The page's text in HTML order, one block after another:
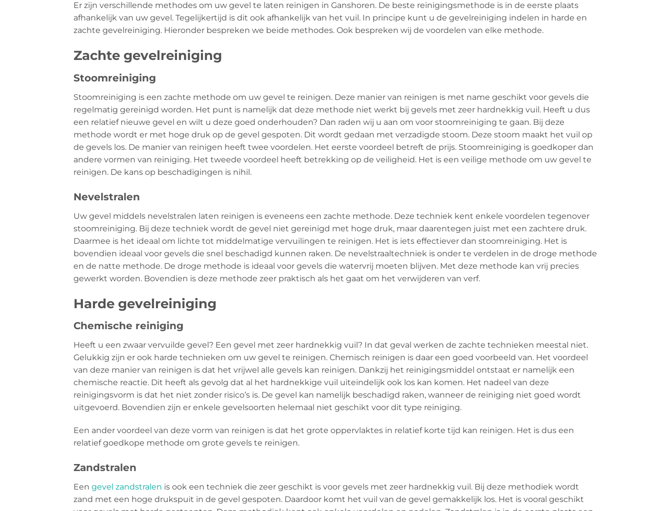
Er zijn verschillende methodes om uw gevel te laten reinigen in Ganshoren. De beste reinigingsmethode is in de eerste plaats
afhankelijk van uw gevel. Tegelijkertijd is dit ook afhankelijk van het vuil. In principe kunt u de gevelreiniging indelen in harde en
zachte gevelreiniging. Hieronder bespreken we beide methodes. Ook bespreken wij de voordelen van elke methode.
Zachte gevelreiniging
Stoomreiniging
Stoomreiniging is een zachte methode om uw gevel te reinigen. Deze manier van reinigen is met name geschikt voor gevels die
regelmatig gereinigd worden. Het punt is namelijk dat deze methode niet werkt bij gevels met zeer hardnekkig vuil. Heeft u dus
een relatief nieuwe gevel en wilt u deze goed onderhouden? Dan raden wij u aan om voor stoomreiniging te gaan. Bij deze
methode wordt er met hoge druk op de gevel gespoten. Dit wordt gedaan met verzadigde stoom. Deze stoom maakt het vuil op
de gevels los. De manier van reinigen heeft twee voordelen. Het eerste voordeel betreft de prijs. Stoomreiniging is goedkoper dan
andere vormen van reiniging. Het tweede voordeel heeft betrekking op de veiligheid. Het is een veilige methode om uw gevel te
reinigen. De kans op beschadigingen is nihil.
Nevelstralen
Uw gevel middels nevelstralen laten reinigen is eveneens een zachte methode. Deze techniek kent enkele voordelen tegenover
stoomreiniging. Bij deze techniek wordt de gevel niet gereinigd met hoge druk, maar daarentegen juist met een zachtere druk.
Daarmee is het ideaal om lichte tot middelmatige vervuilingen te reinigen. Het is iets effectiever dan stoomreiniging. Het is
bovendien ideaal voor gevels die snel beschadigd kunnen raken. De nevelstraaltechniek is onder te verdelen in de droge methode
en de natte methode. De droge methode is ideaal voor gevels die watervrij moeten blijven. Met deze methode kan vrij precies
gewerkt worden. Bovendien is deze methode zeer praktisch als het gaat om het verwijderen van verf.
Harde gevelreiniging
Chemische reiniging
Heeft u een zwaar vervuilde gevel? Een gevel met zeer hardnekkig vuil? In dat geval werken de zachte technieken meestal niet.
Gelukkig zijn er ook harde technieken om uw gevel te reinigen. Chemisch reinigen is daar een goed voorbeeld van. Het voordeel
van deze manier van reinigen is dat het vrijwel alle gevels kan reinigen. Dankzij het reinigingsmiddel ontstaat er namelijk een
chemische reactie. Dit heeft als gevolg dat al het hardnekkige vuil uiteindelijk ook los kan komen. Het nadeel van deze
reinigingsvorm is dat het niet zonder risico’s is. De gevel kan namelijk beschadigd raken, wanneer de reiniging niet goed wordt
uitgevoerd. Bovendien zijn er enkele gevelsoorten helemaal niet geschikt voor dit type reiniging.
Een ander voordeel van deze vorm van reinigen is dat het grote oppervlaktes in relatief korte tijd kan reinigen. Het is dus een
relatief goedkope methode om grote gevels te reinigen.
Zandstralen
Een gevel zandstralen is ook een techniek die zeer geschikt is voor gevels met zeer hardnekkig vuil. Bij deze methodiek wordt
zand met een hoge drukspuit in de gevel gespoten. Daardoor komt het vuil van de gevel gemakkelijk los. Het is vooral geschikt